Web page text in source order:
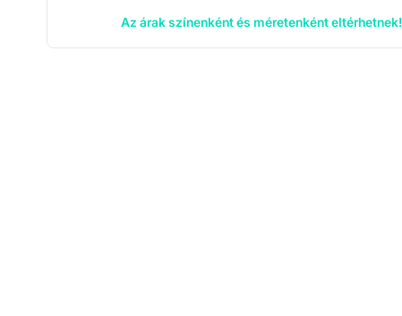
Az árak színenként és méretenként eltérhetnek!